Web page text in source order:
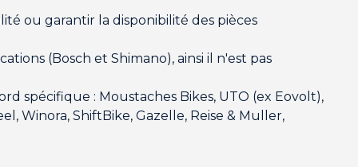
ou garantir la disponibilité des pièces
(Bosch et Shimano), ainsi il n'est pas
spécifique : Moustaches Bikes, UTO (ex Eovolt),
Winora, ShiftBike, Gazelle, Reise & Muller,